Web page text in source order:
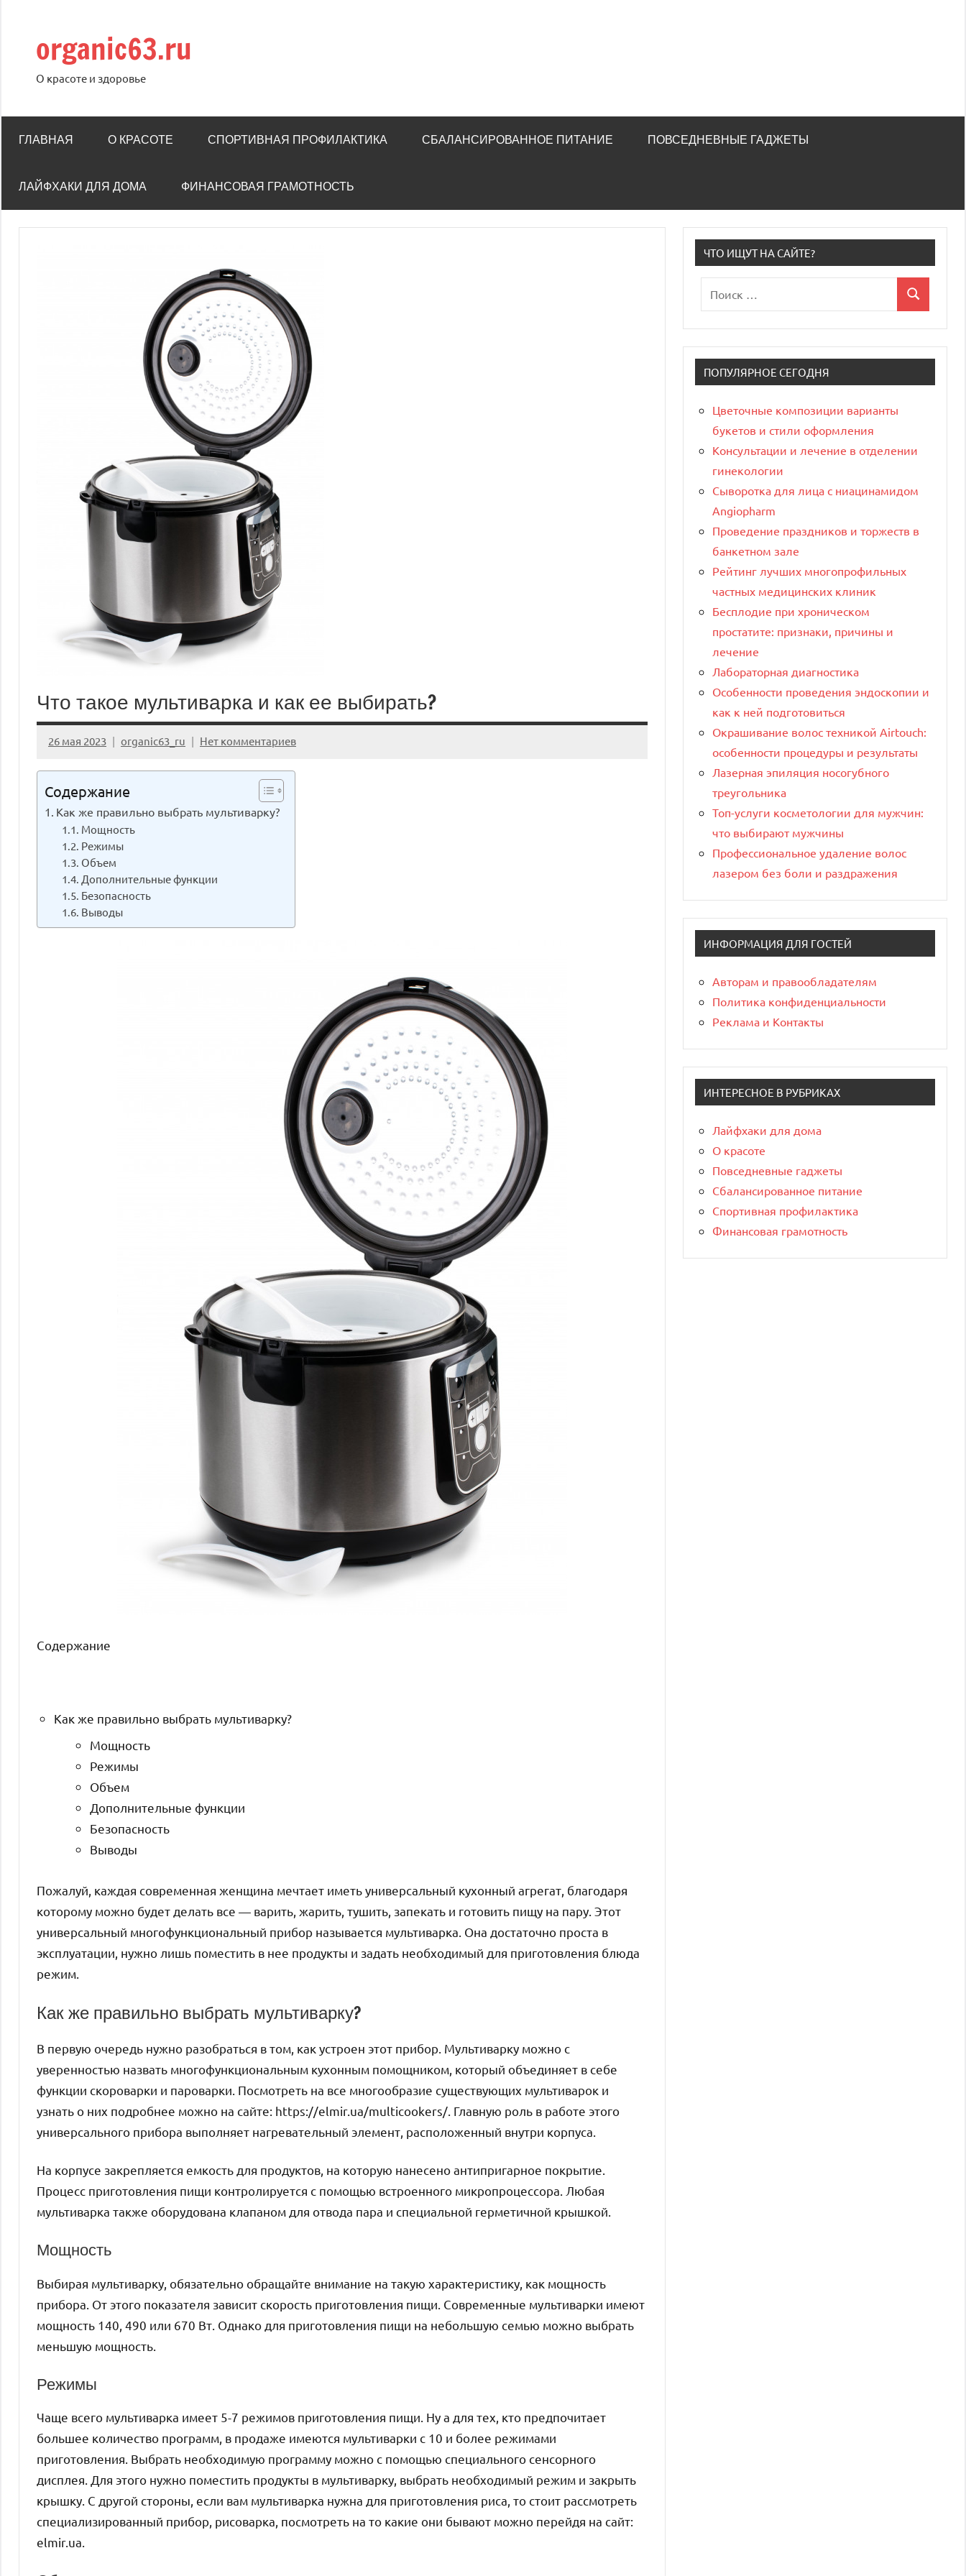
содержимому
organic63.ru
О красоте и здоровье
ГЛАВНАЯ О КРАСОТЕ СПОРТИВНАЯ ПРОФИЛАКТИКА СБАЛАНСИРОВАННОЕ ПИТАНИЕ ПОВСЕДНЕВНЫЕ ГАДЖЕТЫ
ЛАЙФХАКИ ДЛЯ ДОМА ФИНАНСОВАЯ ГРАМОТНОСТЬ
Что такое мультиварка и как ее выбирать?
26 мая 2023 organic63_ru Нет комментариев
Содержание
Как же правильно выбрать мультиварку?
Мощность
Режимы
Объем
Дополнительные функции
Безопасность
Выводы
Содержание
Как же правильно выбрать мультиварку?
Мощность
Режимы
Объем
Дополнительные функции
Безопасность
Выводы
Пожалуй, каждая современная женщина мечтает иметь универсальный кухонный агрегат, благодаря
которому можно будет делать все — варить, жарить, тушить, запекать и готовить пищу на пару. Этот
универсальный многофункциональный прибор называется мультиварка. Она достаточно проста в
эксплуатации, нужно лишь поместить в нее продукты и задать необходимый для приготовления блюда
режим.
Как же правильно выбрать мультиварку?
В первую очередь нужно разобраться в том, как устроен этот прибор. Мультиварку можно с
уверенностью назвать многофункциональным кухонным помощником, который объединяет в себе
функции скороварки и пароварки. Посмотреть на все многообразие существующих мультиварок и
узнать о них подробнее можно на сайте: https://elmir.ua/multicookers/. Главную роль в работе этого
универсального прибора выполняет нагревательный элемент, расположенный внутри корпуса.
На корпусе закрепляется емкость для продуктов, на которую нанесено антипригарное покрытие.
Процесс приготовления пищи контролируется с помощью встроенного микропроцессора. Любая
мультиварка также оборудована клапаном для отвода пара и специальной герметичной крышкой.
Мощность
Выбирая мультиварку, обязательно обращайте внимание на такую характеристику, как мощность
прибора. От этого показателя зависит скорость приготовления пищи. Современные мультиварки имеют
мощность 140, 490 или 670 Вт. Однако для приготовления пищи на небольшую семью можно выбрать
меньшую мощность.
Режимы
Чаще всего мультиварка имеет 5-7 режимов приготовления пищи. Ну а для тех, кто предпочитает
большее количество программ, в продаже имеются мультиварки с 10 и более режимами
приготовления. Выбрать необходимую программу можно с помощью специального сенсорного
дисплея. Для этого нужно поместить продукты в мультиварку, выбрать необходимый режим и закрыть
крышку. С другой стороны, если вам мультиварка нужна для приготовления риса, то стоит рассмотреть
специализированный прибор, рисоварка, посмотреть на то какие они бывают можно перейдя на сайт:
elmir.ua.
ЧТО ИЩУТ НА САЙТЕ?
для:
Поиск
ПОПУЛЯРНОЕ СЕГОДНЯ
Цветочные композиции варианты
букетов и стили оформления
Консультации и лечение в отделении
гинекологии
Сыворотка для лица с ниацинамидом
Angiopharm
Проведение праздников и торжеств в
банкетном зале
Рейтинг лучших многопрофильных
частных медицинских клиник
Бесплодие при хроническом
простатите: признаки, причины и
лечение
Лабораторная диагностика
Особенности проведения эндоскопии и
как к ней подготовиться
Окрашивание волос техникой Airtouch:
особенности процедуры и результаты
Лазерная эпиляция носогубного
треугольника
Топ-услуги косметологии для мужчин:
что выбирают мужчины
Профессиональное удаление волос
лазером без боли и раздражения
ИНФОРМАЦИЯ ДЛЯ ГОСТЕЙ
Авторам и правообладателям
Политика конфиденциальности
Реклама и Контакты
ИНТЕРЕСНОЕ В РУБРИКАХ
Лайфхаки для дома
О красоте
Повседневные гаджеты
Сбалансированное питание
Спортивная профилактика
Финансовая грамотность